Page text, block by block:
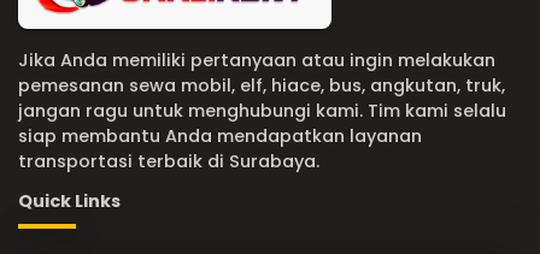
Jika Anda memiliki pertanyaan atau ingin melakukan
pemesanan sewa mobil, elf, hiace, bus, angkutan, truk,
jangan ragu untuk menghubungi kami. Tim kami selalu
siap membantu Anda mendapatkan layanan
transportasi terbaik di Surabaya.
Quick Links